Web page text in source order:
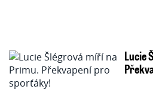
Lucie